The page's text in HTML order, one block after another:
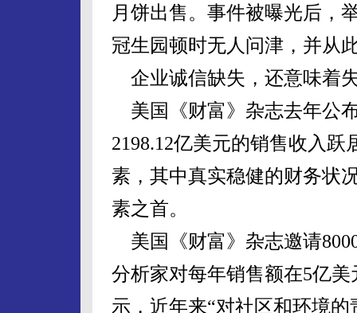
月饼出售。事件被曝光后，
冠生园顿时无人问津，并从
企业诚信缺失，还意味着
美国《财富》杂志去年公
2198.12亿美元的销售收入
素，其中真实稳健的财务状
素之首。
美国《财富》杂志邀请
分析家对每年销售额在5亿
示，近年来“对社区和环境